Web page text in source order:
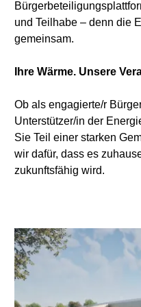
und Teilhabe – denn die
gemeinsam.
Ihre Wärme. Unsere
Ob als engagierte/r
Unterstützer/in der
Sie Teil einer starken
wir dafür, dass es
zukunftsfähig wird.